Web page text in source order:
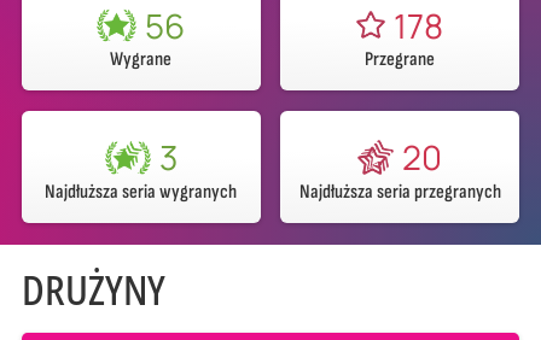
56
Wygrane
178
Przegrane
3
Najdłuższa seria wygranych
20
Najdłuższa seria przegranych
DRUŻYNY